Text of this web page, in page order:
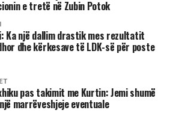
LDK të merr jo kryetarit e Kuvendit,
dhe disa ministri nuk është e
e dinjitetshme as për të dhënë
në në qeverisje atëherë LDK duhet
deklaroi Abdixhiku. /Ekonomia
e tretë në Zubin Potok
Ka një dallim drastik mes rezultatit
dhe kërkesave të LDK-së për poste
pas takimit me Kurtin: Jemi shumë
marrëveshjeje eventuale